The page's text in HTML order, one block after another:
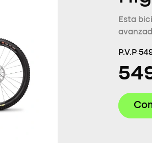
Esta
P.V.P